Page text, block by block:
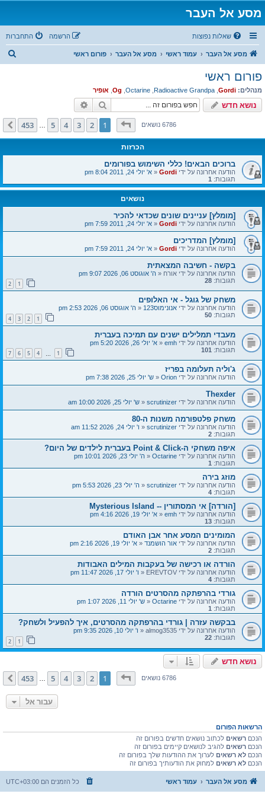
מסע אל העבר
שאלות נפוצות התחברות הרשמה
מסע אל העבר עמוד ראשי מסע אל העבר פורום ראשי
ח
פורום ראשי
מנהלים: Gordi
,
Radioactive Grandpa
,
Octarine
,
Og
, אופיר
נושא חדש חיפוש
6786 נושאיםדף1מתוך 453
1
2
3
4
5
453 הבא
הכרזות
ברוכים הבאים! כללי השימוש בפורומים
הודעה אחרונה על ידי Gordi
«א' יולי 24, 2011 8:04 pm
תגובות: 1
נושאים
[מומלץ] עניינים שונים שכדאי להכיר
הודעה אחרונה על ידי Gordi
«א' יולי 24, 2011 7:59 pm
[מומלץ] המדריכים
הודעה אחרונה על ידי Gordi
«א' יולי 24, 2011 7:59 pm
בקשה - חשיבה המצאתית
הודעה אחרונה על ידי אורח«ה' אוגוסט 06, 2026 9:07 pm
תגובות: 28
2
משחק של גוגל - אי האלופים
הודעה אחרונה על ידי אנונימוס123 «ה' אוגוסט 06, 2026 2:53 pm
תגובות: 50
2
3
4
מעבדי תמלילים ישנים עם תמיכה בעברית
הודעה אחרונה על ידי emh
«א' יולי 26, 2026 5:20 pm
תגובות: 101
4
5
6
7
ג'וליה תעלומה בפריז
הודעה אחרונה על ידי Orion
«ש' יולי 25, 2026 7:38 pm
Thexder
הודעה אחרונה על ידי scrutinizer
«ש' יולי 25, 2026 10:00 am
משחק פלטפורמה משנות ה-80
הודעה אחרונה על ידי scrutinizer
«ו' יולי 24, 2026 11:52 am
תגובות: 2
איפה משחקי ה-Point & Click בעברית לילדים של היום?
הודעה אחרונה על ידי Octarine
«ה' יולי 23, 2026 10:01 pm
תגובות: 1
מוזג בירה
הודעה אחרונה על ידי scrutinizer
«ה' יולי 23, 2026 5:53 pm
תגובות: 4
[הורדה] אי המסתורין -- Mysterious Island
הודעה אחרונה על ידי emh
«א' יולי 19, 2026 4:16 pm
תגובות: 13
המומינים המסע אחר אבן האודם
הודעה אחרונה על ידי אור הושמנד«א' יולי 19, 2026 2:16 pm
תגובות: 2
הורדה או רכישה של בעקבות המילים האבודות
הודעה אחרונה על ידי EREVTOV
«ו' יולי 17, 2026 11:47 pm
תגובות: 4
גורדי בהרפתקה מהסרטים הורדה
הודעה אחרונה על ידי Octarine
«ש' יולי 11, 2026 1:07 pm
תגובות: 1
בבקשה עזרה | גורדי בהרפתקה מהסרטים, איך להפעיל ולשחק?
הודעה אחרונה על ידי almog3535
«ו' יולי 10, 2026 9:35 pm
תגובות: 22
2
נושא חדש
6786 נושאיםדף1מתוך 453
1
2
3
4
5
453 הבא
עבור אל
הרשאות הפורום
הנכם רשאיםלכתוב נושאים חדשים בפורום זה
הנכם רשאיםלהגיב לנושאים קיימים בפורום זה
הנכם לא רשאיםלערוך את ההודעות שלך בפורום זה
הנכם לא רשאיםלמחוק את הודעותיך בפורום זה
מסע אל העבר עמוד ראשי כל הזמנים הם UTC+03:00